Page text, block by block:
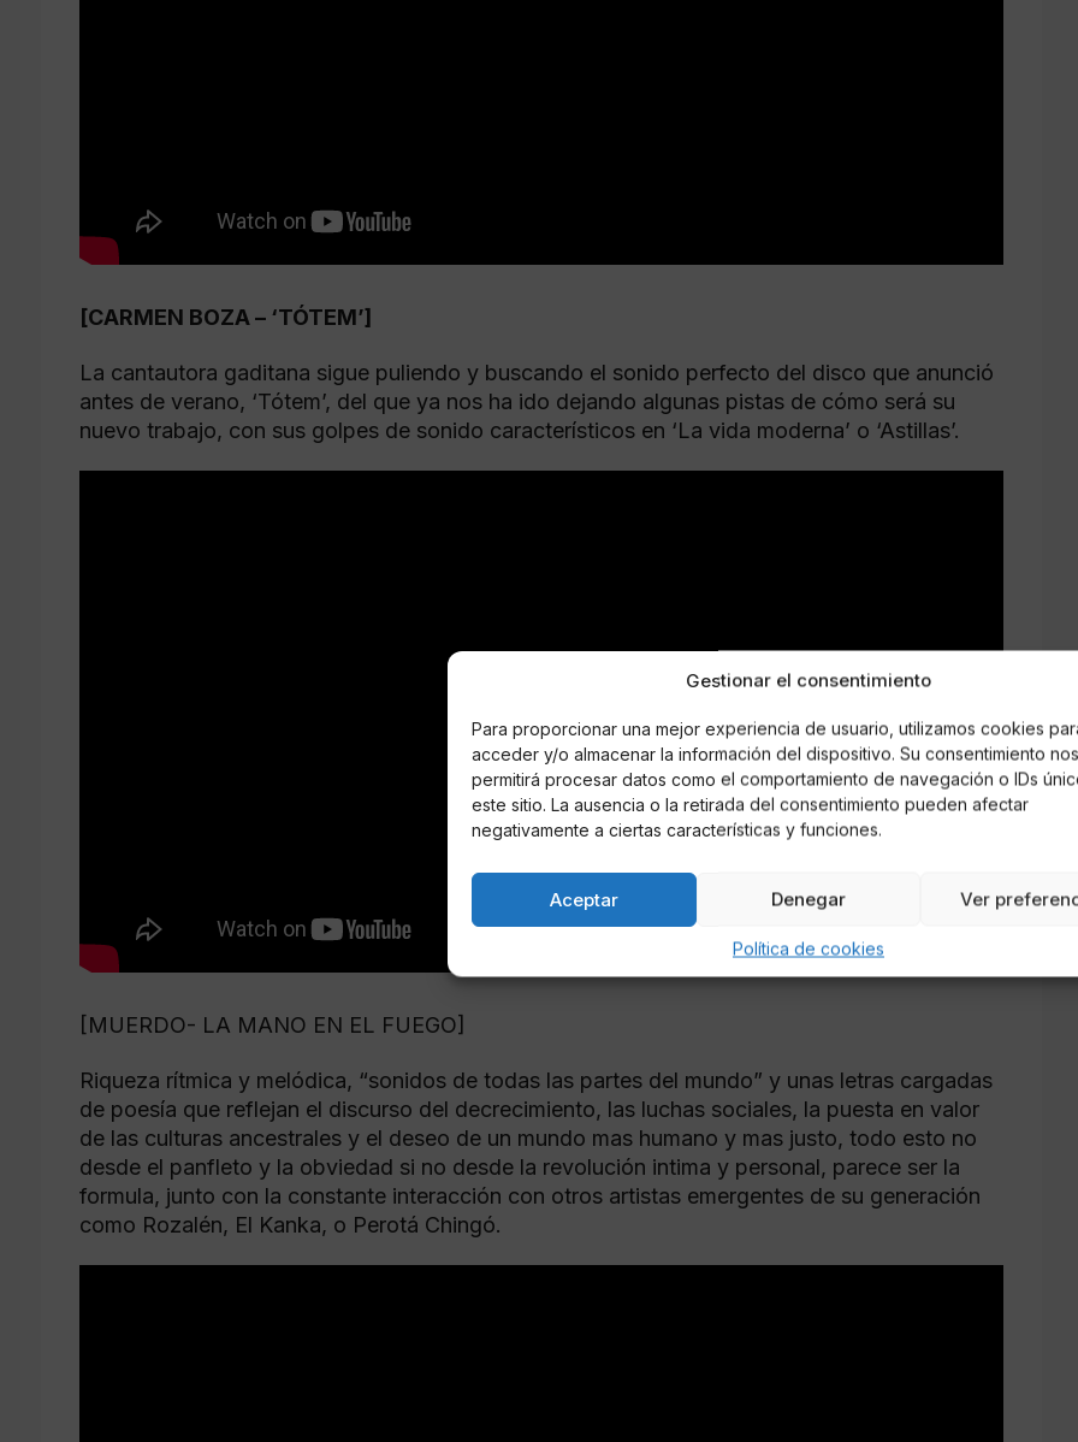
Gestionar el consentimiento
Para proporcionar una mejor experiencia de usuario, utilizamos cookies
acceder y/o almacenar la información del dispositivo. Su consentimiento nos
permitirá procesar datos como el comportamiento de navegación o IDs
este sitio. La ausencia o la retirada del consentimiento pueden afectar
negativamente a ciertas características y funciones.
Aceptar Denegar Ver
Política de cookies
[CARMEN BOZA – ‘TÓTEM’]
La cantautora gaditana sigue puliendo y buscando el sonido perfecto del disco que anunció
antes de verano, ‘Tótem’, del que ya nos ha ido dejando algunas pistas de cómo será su
nuevo trabajo, con sus golpes de sonido característicos en ‘La vida moderna’ o ‘Astillas’.
[MUERDO- LA MANO EN EL FUEGO]
Riqueza rítmica y melódica, “sonidos de todas las partes del mundo” y unas letras cargadas
de poesía que reflejan el discurso del decrecimiento, las luchas sociales, la puesta en valor
de las culturas ancestrales y el deseo de un mundo mas humano y mas justo, todo esto no
desde el panfleto y la obviedad si no desde la revolución intima y personal, parece ser la
formula, junto con la constante interacción con otros artistas emergentes de su generación
como Rozalén, El Kanka, o Perotá Chingó.